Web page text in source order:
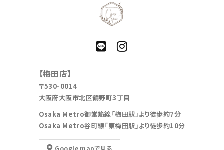
【梅田店】
〒530-0014
大阪府大阪市北区鶴野町3丁目
Osaka Metro御堂筋線「梅田駅」より徒歩約7分
Osaka Metro谷町線「東梅田駅」より徒歩約10分